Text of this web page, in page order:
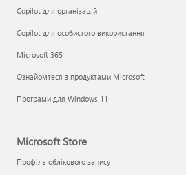
Copilot для організацій
Copilot для особистого використання
Microsoft 365
Ознайомтеся з продуктами Microsoft
Програми для Windows 11
Microsoft Store
Профіль облікового запису